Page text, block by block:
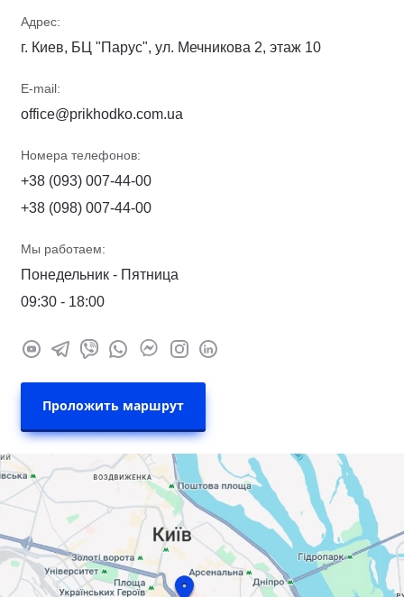
Адрес:
г. Киев, БЦ "Парус", ул. Мечникова 2, этаж 10
E-mail:
office@prikhodko.com.ua
Номера телефонов:
+38 (093) 007-44-00
+38 (098) 007-44-00
Мы работаем:
Понедельник - Пятница
09:30 - 18:00
Проложить маршрут